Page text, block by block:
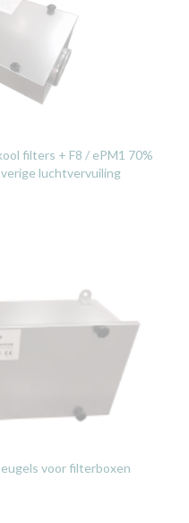
filters + F8 / ePM1 70%
luchtvervuiling
voor filterboxen